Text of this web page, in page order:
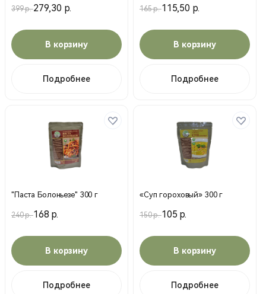
399 р.279,30 р.
В корзину
Подробнее
165 р.115,50 р.
В корзину
Подробнее
"Паста Болоньезе" 300 г
240 р.168 р.
В корзину
Подробнее
«Суп гороховый» 300 г
150 р.105 р.
В корзину
Подробнее